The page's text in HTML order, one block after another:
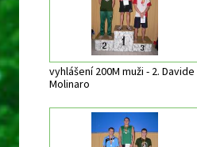
vyhlášení 200M muži - 2. Davide
Molinaro